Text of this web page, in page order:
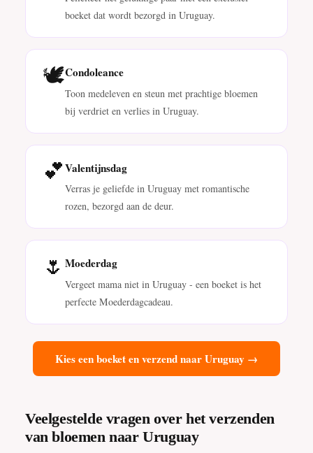
boeket dat wordt bezorgd in Uruguay.
🕊️Condoleance
Toon medeleven en steun met prachtige bloemen
bij verdriet en verlies in Uruguay.
💕Valentijnsdag
Verras je geliefde in Uruguay met romantische
rozen, bezorgd aan de deur.
🌷 Moederdag
Vergeet mama niet in Uruguay - een boeket is het
perfecte Moederdagcadeau.
Kies een boeket en verzend naar Uruguay →
Veelgestelde vragen over het verzenden
van bloemen naar Uruguay